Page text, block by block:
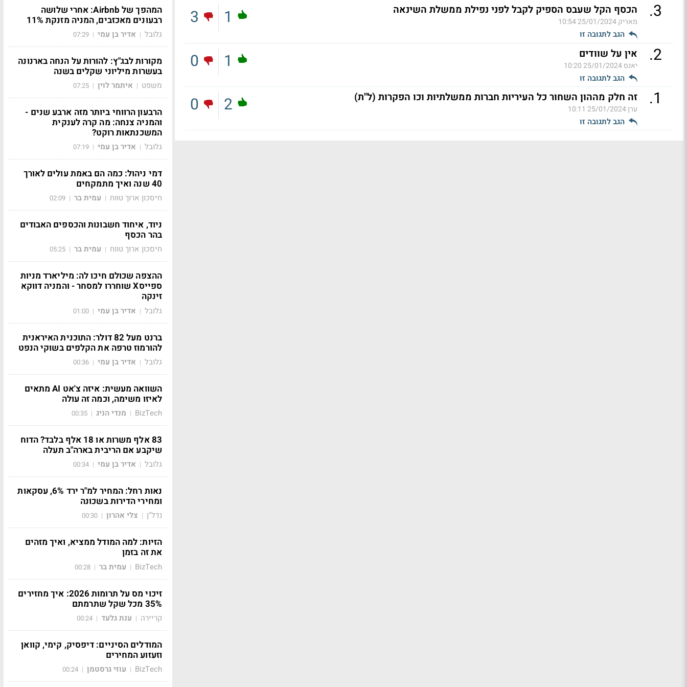
3
. הכסף הקל שעבס הספיק לקבל לפני נפילת ממשלת השינאה
מאריק25/01/2024 10:54
הגב לתגובה זו
1
3
2
. אין על שוודים
יאנס25/01/2024 10:20
הגב לתגובה זו
1
0
1
. זה חלק מההון השחור כל העיריות חברות ממשלתיות וכו הפקרות (ל"ת)
ערן25/01/2024 10:11
הגב לתגובה זו
2
0
המהפך של Airbnb: אחרי שלושה
רבעונים מאכזבים, המניה מזנקת 11%
גלובל | אדיר בן עמי |
07:29
מקורות לבג"ץ: להורות על הנחה בארנונה
בעשרות מיליוני שקלים בשנה
משפט | איתמר לוין |
07:25
הרבעון הרווחי ביותר מזה ארבע שנים -
והמניה צנחה: מה קרה לענקית
המשכנתאות רוקט?
גלובל | אדיר בן עמי |
07:19
דמי ניהול: כמה הם באמת עולים לאורך
40 שנה ואיך מתמקחים
חיסכון ארוך טווח | עמית בר |
02:09
ניוד, איחוד חשבונות והכספים האבודים
בהר הכסף
חיסכון ארוך טווח | עמית בר |
05:25
ההצפה שכולם חיכו לה: מיליארד מניות
ספייסX שוחררו למסחר - והמניה דווקא
זינקה
גלובל | אדיר בן עמי |
01:00
ברנט מעל 82 דולר: התוכנית האיראנית
להורמוז טרפה את הקלפים בשוקי הנפט
גלובל | אדיר בן עמי |
00:36
השוואה מעשית: איזה צ'אט AI מתאים
לאיזו משימה, וכמה זה עולה
BizTech
| מנדי הניג |
00:35
83 אלף משרות או 18 אלף בלבד? הדוח
שיקבע אם הריבית בארה"ב תעלה
גלובל | אדיר בן עמי |
00:34
נאות רחל: המחיר למ"ר ירד 6%, עסקאות
ומחירי הדירות בשכונה
נדל"ן | צלי אהרון |
00:30
הזיות: למה המודל ממציא, ואיך מזהים
את זה בזמן
BizTech
| עמית בר |
00:28
זיכוי מס על תרומות 2026: איך מחזירים
35% מכל שקל שתרמתם
קריירה | ענת גלעד |
00:24
המודלים הסיניים: דיפסיק, קימי, קוואן
וזעזוע המחירים
BizTech
| עוזי גרסטמן |
00:24